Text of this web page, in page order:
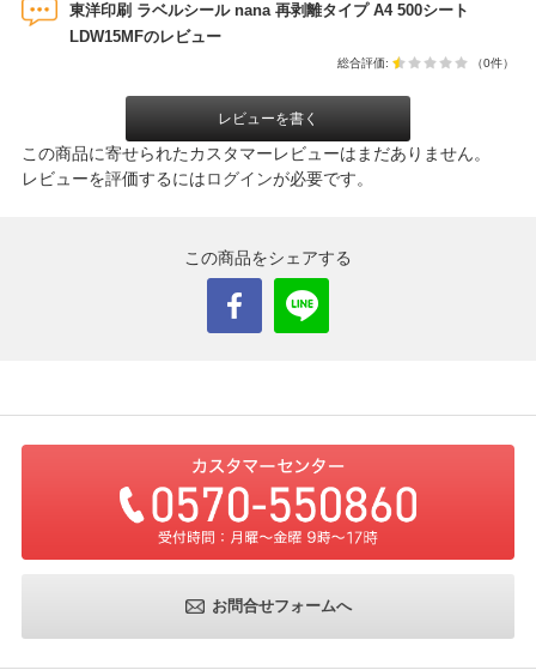
東洋印刷 ラベルシール nana 再剥離タイプ A4 500シート
LDW15MFのレビュー
総合評価: （0件）
レビューを書く
この商品に寄せられたカスタマーレビューはまだありません。
レビューを評価するにはログインが必要です。
この商品をシェアする
お問合せフォームへ